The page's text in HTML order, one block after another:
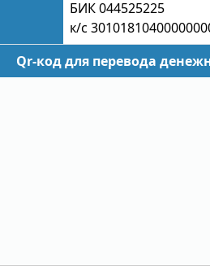
БИК 044525225
к/с
Qr-код для перевода